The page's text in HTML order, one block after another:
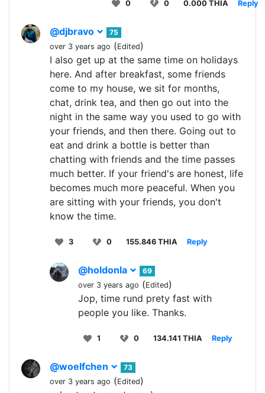
0 0 0.000 THIA Reply
@djbravo
75
over 3 years ago (Edited)
I also get up at the same time on holidays
here. And after breakfast, some friends
come to my house, we sit for months,
chat, drink tea, and then go out into the
night in the same way you used to go with
your friends, and then there. Going out to
eat and drink a bottle is better than
chatting with friends and the time passes
much better. If your friend's are honest, life
becomes much more peaceful. When you
are sitting with your friends, you don't
know the time.
3 0 155.846 THIA Reply
@holdonla
69
over 3 years ago (Edited)
Jop, time rund prety fast with
people you like. Thanks.
1 0 134.141 THIA Reply
@woelfchen
73
over 3 years ago (Edited)